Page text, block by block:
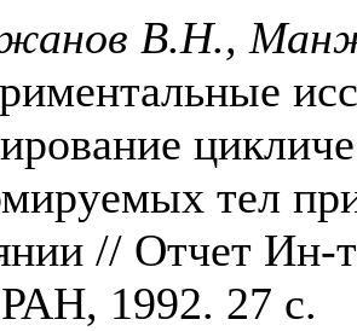
В.Н.,
тел
// Отчет
1992. 27 с.